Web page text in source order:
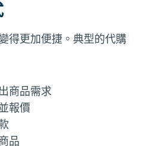
得更加便捷。典型的代購
商品需求
報價
品